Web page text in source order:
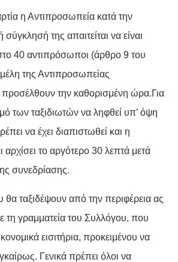
η Αντιπροσωπεία κατά την
της απαιτείται να είναι
40 αντιπρόσωποι (άρθρο 9 του
της Αντιπροσωπείας
την καθορισμένη ώρα.Για
των ταξιδιωτών να ληφθεί υπ’ όψη
να έχει διαπιστωθεί και η
αρχίσει το αργότερο 30 λεπτά μετά
συνεδρίασης.
ταξιδέψουν από την περιφέρεια ας
τη γραμματεία του Συλλόγου, που
εισιτήρια, προκειμένου να
Γενικά πρέπει όλοι να